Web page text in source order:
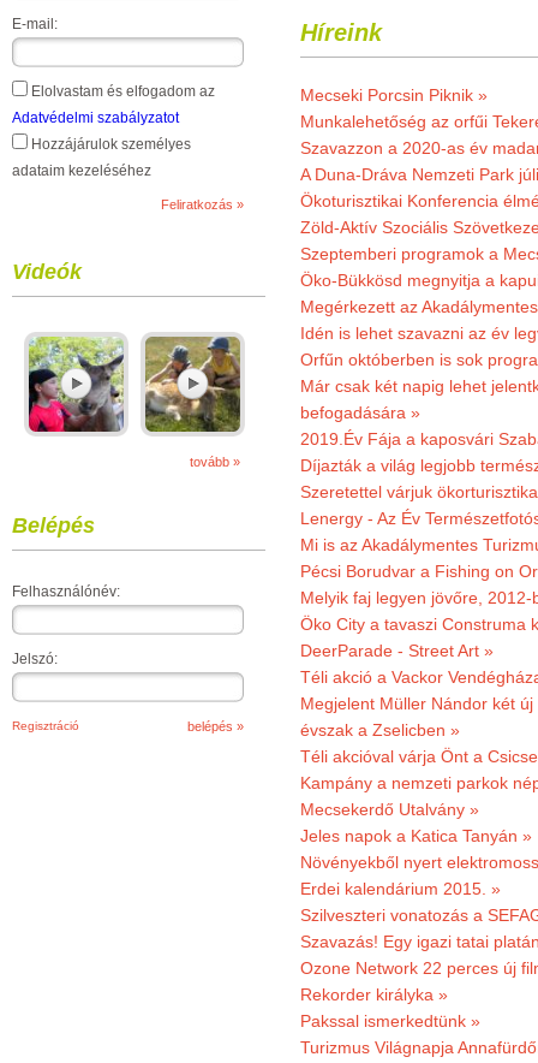
E-mail:
Elolvastam és elfogadom az
Adatvédelmi szabályzatot
Hozzájárulok személyes
adataim kezeléséhez
Videók
tovább »
Belépés
Felhasználónév:
Jelszó:
Regisztráció
Híreink
Mecseki Porcsin Piknik »
Munkalehetőség az orfűi
Szavazzon a 2020-as év
A Duna-Dráva Nemzeti Park
Ökoturisztikai Konferencia
Zöld-Aktív Szociális
Szeptemberi programok a
Öko-Bükkösd megnyitja a
Megérkezett az
Idén is lehet szavazni az év
Orfűn októberben is sok
Már csak két napig lehet
befogadására »
2019.Év Fája a kaposvári
Díjazták a világ legjobb
Szeretettel várjuk
Lenergy - Az Év
Mi is az Akadálymentes
Pécsi Borudvar a Fishing on
Melyik faj legyen jövőre,
Öko City a tavaszi Construma
DeerParade - Street Art »
Téli akció a Vackor
Megjelent Müller Nándor két
évszak a Zselicben »
Téli akcióval várja Önt a
Kampány a nemzeti parkok
Mecsekerdő Utalvány »
Jeles napok a Katica Tanyán »
Növényekből nyert
Erdei kalendárium 2015. »
Szilveszteri vonatozás a
Szavazás! Egy igazi tatai
Ozone Network 22 perces új
Rekorder királyka »
Pakssal ismerkedtünk »
Turizmus Világnapja